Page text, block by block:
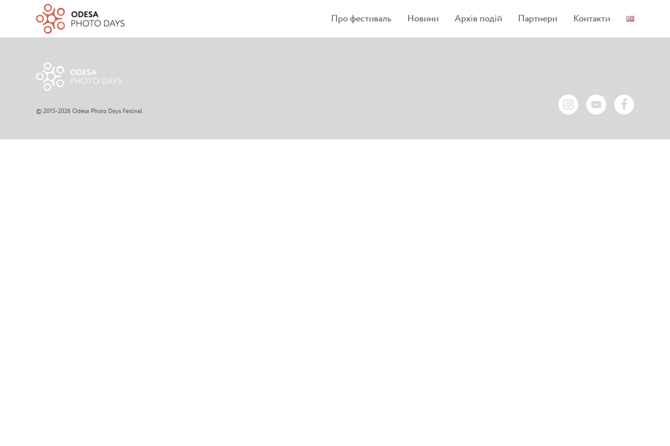
Про фестиваль Новини Архів подій Партнери Контакти
© 2015-2026 Odesa Photo Days Festival